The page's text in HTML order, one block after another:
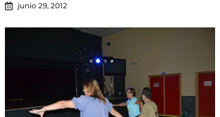
junio 29, 2012